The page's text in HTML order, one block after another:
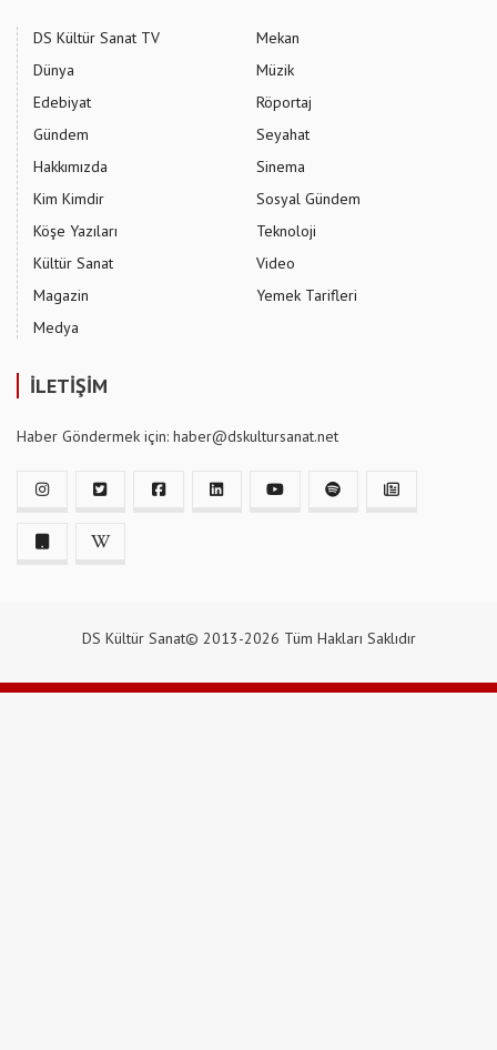
DS Kültür Sanat TV
Dünya
Edebiyat
Gündem
Hakkımızda
Kim Kimdir
Köşe Yazıları
Kültür Sanat
Magazin
Medya
Mekan
Müzik
Röportaj
Seyahat
Sinema
Sosyal Gündem
Teknoloji
Video
Yemek Tarifleri
İLETİŞİM
Haber Göndermek için: haber@dskultursanat.net
DS Kültür Sanat© 2013-2026 Tüm Hakları Saklıdır